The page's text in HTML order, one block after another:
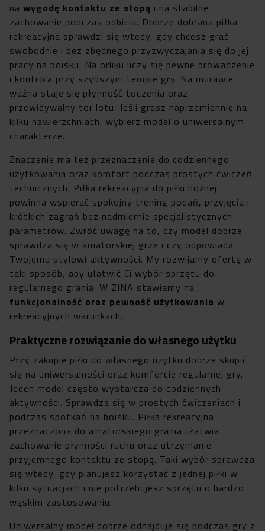
na wygodę kontaktu ze stopą i na stabilne
zachowanie podczas odbicia. Dobrze dobrana piłka
rekreacyjna sprawdzi się wtedy, gdy chcesz grać
swobodnie i bez zbędnego przyzwyczajania się do jej
pracy na boisku. Na orliku liczy się pewne prowadzenie
i kontrola przy szybszym tempie gry. Na murawie
ważna staje się płynność toczenia oraz
przewidywalny tor lotu. Jeśli grasz naprzemiennie na
kilku nawierzchniach, wybierz model o uniwersalnym
charakterze.
Znaczenie ma też przeznaczenie do codziennego
użytkowania oraz komfort podczas prostych ćwiczeń
technicznych. Piłka rekreacyjna do piłki nożnej
powinna wspierać spokojny trening podań, przyjęcia i
krótkich zagrań bez nadmiernie specjalistycznych
parametrów. Zwróć uwagę na to, czy model dobrze
sprawdza się w amatorskiej grze i czy odpowiada
Twojemu stylowi aktywności. My rozwijamy ofertę w
taki sposób, aby ułatwić Ci wybór sprzętu do
regularnego grania. W ZINA stawiamy na
funkcjonalność oraz pewność użytkowania w
rekreacyjnych warunkach.
Praktyczne rozwiązanie do własnego użytku
Przy zakupie piłki do własnego użytku dobrze skupić
się na uniwersalności oraz komforcie regularnej gry.
Jeden model często wystarcza do codziennych
aktywności. Sprawdza się w prostych ćwiczeniach i
podczas spotkań na boisku. Piłka rekreacyjna
przeznaczona do amatorskiego grania ułatwia
zachowanie płynności ruchu oraz utrzymanie
przyjemnego kontaktu ze stopą. Taki wybór sprawdza
się wtedy, gdy planujesz korzystać z jednej piłki w
kilku sytuacjach i nie potrzebujesz sprzętu o bardzo
wąskim zastosowaniu.
Uniwersalny model dobrze odnajduje się podczas gry z